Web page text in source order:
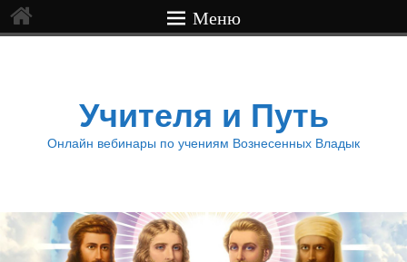
Меню
Учителя и Путь
Онлайн вебинары по учениям Вознесенных Владык